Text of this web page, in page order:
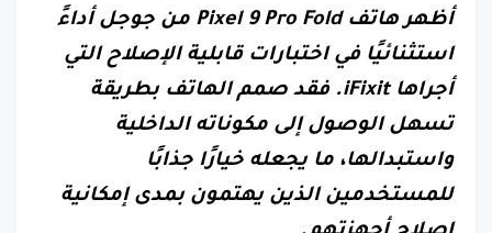
أظهر هاتف Pixel 9 Pro Fold من جوجل أداءً
استثنائيًا في اختبارات قابلية الإصلاح التي
أجراها iFixit. فقد صمم الهاتف بطريقة
تسهل الوصول إلى مكوناته الداخلية
واستبدالها، ما يجعله خيارًا جذابًا
للمستخدمين الذين يهتمون بمدى إمكانية